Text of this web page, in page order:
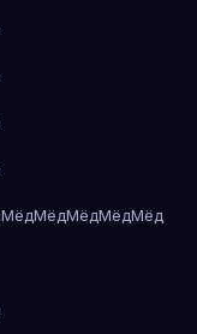
МёдМёдМёдМёдМёд